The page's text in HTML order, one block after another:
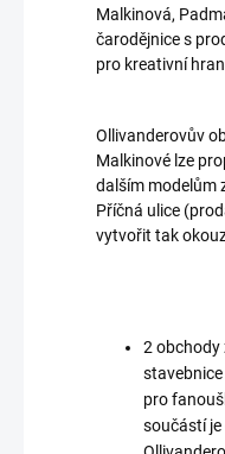
Malkinová,
čarodějnice s
pro kreativní
Ollivanderovův
Malkinové lze
dalším modelům
Příčná ulice
vytvořit tak
2 obchody
pro
součástí je